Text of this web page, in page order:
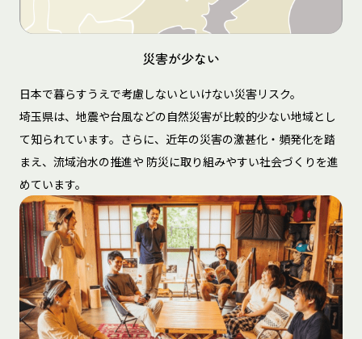
災害が少ない
日本で暮らすうえで考慮しないといけない災害リスク。
埼玉県は、地震や台風などの自然災害が比較的少ない地域とし
て知られています。さらに、近年の災害の激甚化・頻発化を踏
まえ、流域治水の推進や 防災に取り組みやすい社会づくりを進
めています。